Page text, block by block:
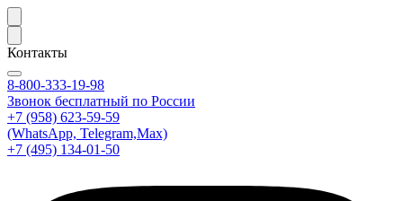
Контакты
8-800-333-19-98
Звонок бесплатный по России
+7 (958) 623-59-59
(WhatsApp, Telegram,Max)
+7 (495) 134-01-50